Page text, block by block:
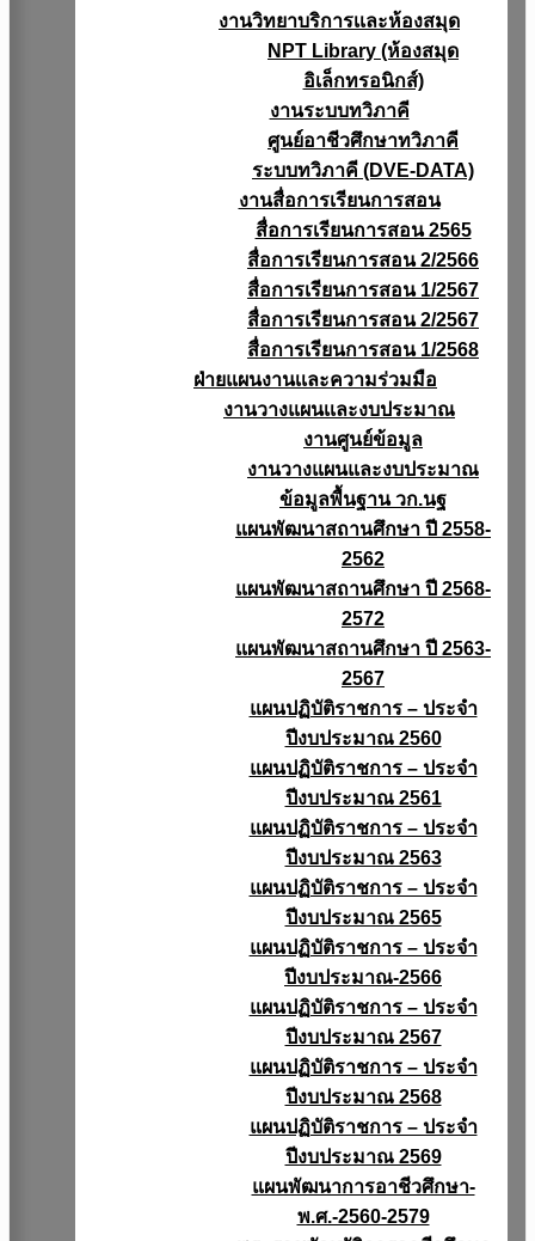
งานวิทยาบริการเเละห้องสมุด
NPT Library (ห้องสมุด
อิเล็กทรอนิกส์)
งานระบบทวิภาคี
ศูนย์อาชีวศึกษาทวิภาคี
ระบบทวิภาคี (DVE-DATA)
งานสื่อการเรียนการสอน
สื่อการเรียนการสอน 2565
สื่อการเรียนการสอน 2/2566
สื่อการเรียนการสอน 1/2567
สื่อการเรียนการสอน 2/2567
สื่อการเรียนการสอน 1/2568
ฝ่ายแผนงานเเละความร่วมมือ
งานวางแผนเเละงบประมาณ
งานศูนย์ข้อมูล
งานวางแผนและงบประมาณ
ข้อมูลพื้นฐาน วก.นฐ
แผนพัฒนาสถานศึกษา ปี 2558-
2562
แผนพัฒนาสถานศึกษา ปี 2568-
2572
แผนพัฒนาสถานศึกษา ปี 2563-
2567
แผนปฏิบัติราชการ – ประจำ
ปีงบประมาณ 2560
แผนปฏิบัติราชการ – ประจำ
ปีงบประมาณ 2561
แผนปฏิบัติราชการ – ประจำ
ปีงบประมาณ 2563
แผนปฏิบัติราชการ – ประจำ
ปีงบประมาณ 2565
แผนปฏิบัติราชการ – ประจำ
ปีงบประมาณ-2566
แผนปฏิบัติราชการ – ประจำ
ปีงบประมาณ 2567
แผนปฏิบัติราชการ – ประจำ
ปีงบประมาณ 2568
แผนปฏิบัติราชการ – ประจำ
ปีงบประมาณ 2569
แผนพัฒนาการอาชีวศึกษา-
พ.ศ.-2560-2579